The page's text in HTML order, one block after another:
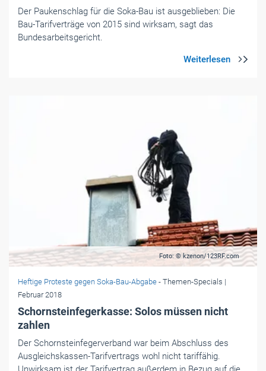
Der Paukenschlag für die Soka-Bau ist ausgeblieben: Die
Bau-Tarifverträge von 2015 sind wirksam, sagt das
Bundesarbeitsgericht.
Foto: © kzenon/123RF.com
Heftige Proteste gegen Soka-Bau-Abgabe - Themen-Specials |
Februar 2018
Schornsteinfegerkasse: Solos müssen nicht
zahlen
Der Schornsteinfegerverband war beim Abschluss des
Ausgleichskassen-Tarifvertrags wohl nicht tariffähig.